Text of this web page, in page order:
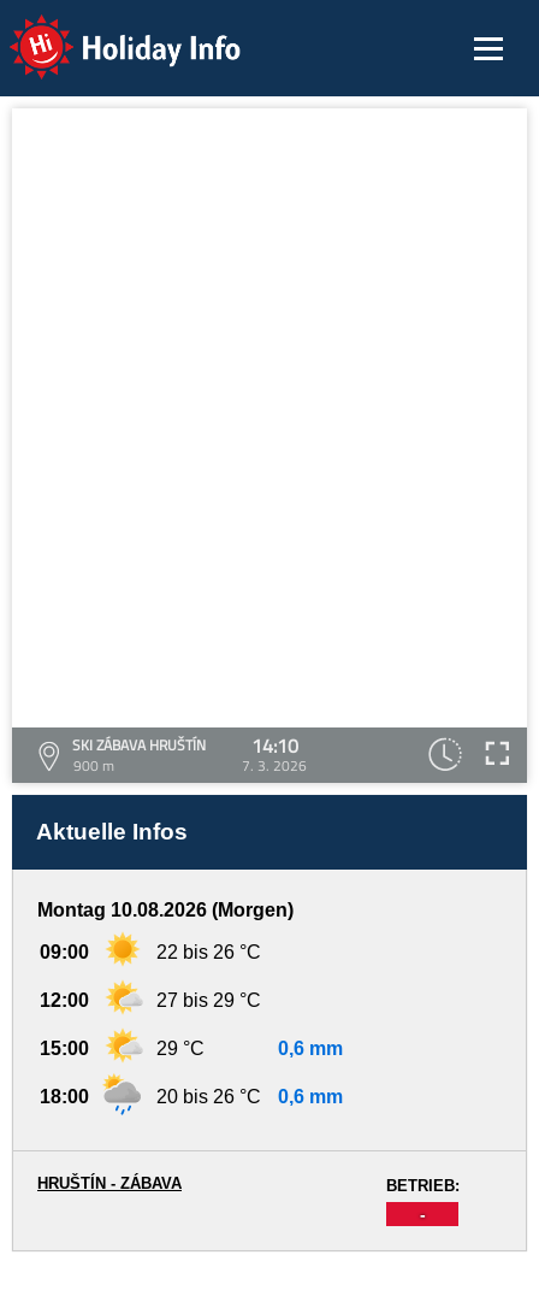
Holiday Info
SKI ZÁBAVA HRUŠTÍN
900 m
14:10
7. 3. 2026
Aktuelle Infos
Montag 10.08.2026 (Morgen)
09:00 22 bis 26 °C
12:00 27 bis 29 °C
15:00 29 °C 0,6 mm
18:00 20 bis 26 °C 0,6 mm
BETRIEB:
-
HRUŠTÍN - ZÁBAVA